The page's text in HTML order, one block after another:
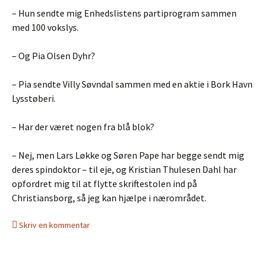
– Hun sendte mig Enhedslistens partiprogram sammen
med 100 vokslys.
– Og Pia Olsen Dyhr?
– Pia sendte Villy Søvndal sammen med en aktie i Bork Havn
Lysstøberi.
– Har der været nogen fra blå blok?
– Nej, men Lars Løkke og Søren Pape har begge sendt mig
deres spindoktor – til eje, og Kristian Thulesen Dahl har
opfordret mig til at flytte skriftestolen ind på
Christiansborg, så jeg kan hjælpe i nærområdet.
Skriv en kommentar